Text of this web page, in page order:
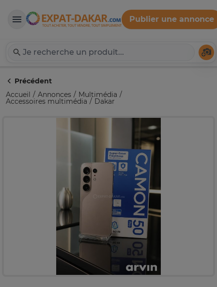
Expat-Dakar
Publier une annonce
Précédent
Accueil
Annonces Multimédia
Accessoires multimédia Dakar